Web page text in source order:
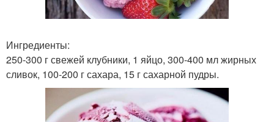
Ингредиенты:
250-300 г свежей клубники, 1 яйцо, 300-400 мл жирных
сливок, 100-200 г сахара, 15 г сахарной пудры.